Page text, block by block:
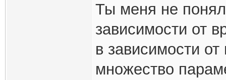
Ты меня не
зависимости от
в зависимости
множество